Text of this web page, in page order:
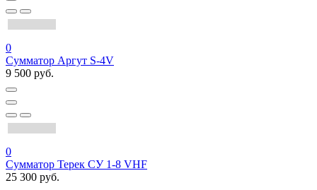
0
Сумматор Аргут S-4V
9 500 руб.
0
Сумматор Терек СУ 1-8 VHF
25 300 руб.